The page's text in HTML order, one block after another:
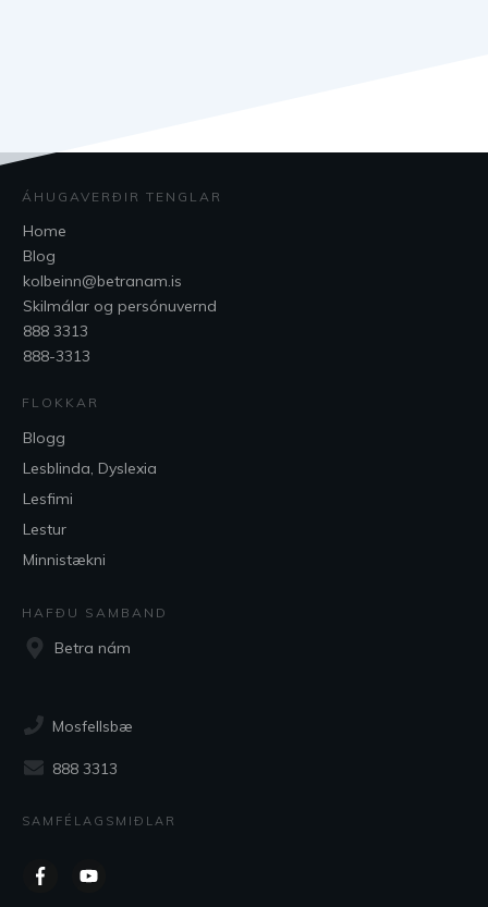
ÁHUGAVERÐIR TENGLAR
Home
Blog
kolbeinn@betranam.is
Skilmálar og persónuvernd
888 3313
888-3313
FLOKKAR
Blogg
Lesblinda, Dyslexia
Lesfimi
Lestur
Minnistækni
HAFÐU SAMBAND
Betra nám
Mosfellsbæ
888 3313
SAMFÉLAGSMIÐLAR